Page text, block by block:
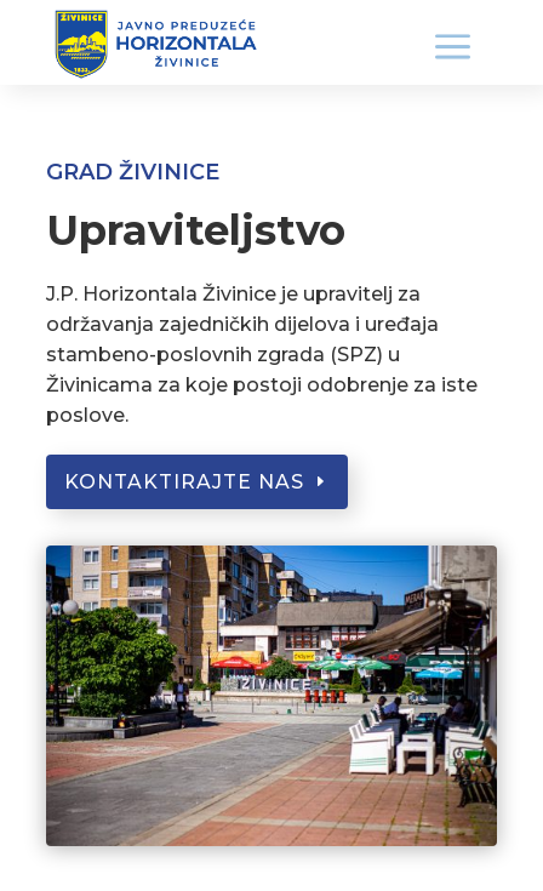
GRAD ŽIVINICE
Upraviteljstvo
J.P. Horizontala Živinice je upravitelj za
održavanja zajedničkih dijelova i uređaja
stambeno-poslovnih zgrada (SPZ) u
Živinicama za koje postoji odobrenje za iste
poslove.
KONTAKTIRAJTE NAS